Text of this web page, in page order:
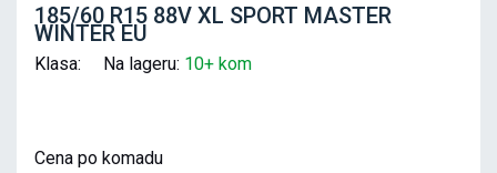
185/60 R15 88V XL SPORT MASTER
WINTER EU
Klasa: Na lageru: 10+ kom
Cena po komadu